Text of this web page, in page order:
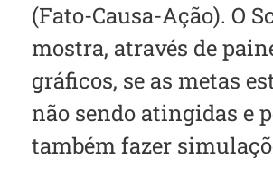
(Fato-Causa-Ação). O
mostra, através de
gráficos, se as metas
não sendo atingidas e
também fazer